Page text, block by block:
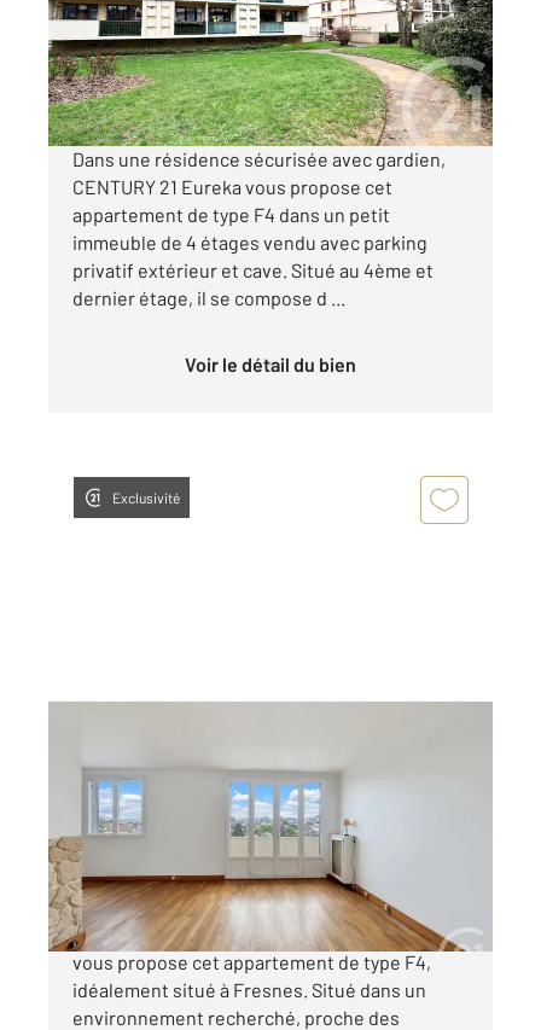
Appartement F4 à vendre
235 000 €
Visiter le site dédié
Dans une résidence sécurisée avec gardien,
CENTURY 21 Eureka vous propose cet
appartement de type F4 dans un petit
immeuble de 4 étages vendu avec parking
privatif extérieur et cave. Situé au 4ème et
dernier étage, il se compose d ...
Voir le détail du bien
Exclusivité
Ref : 10020
Appartement F4 à vendre
219 900 €
EN LIMITE D'ANTONY ! CENTURY 21 Eureka
vous propose cet appartement de type F4,
idéalement situé à Fresnes. Situé dans un
environnement recherché, proche des